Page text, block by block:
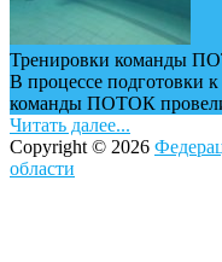
Тренировки команды
В процессе подготовки
команды ПОТОК
Читать далее...
Copyright © 2026
области